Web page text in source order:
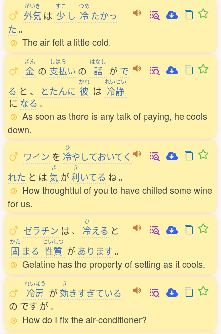
がいき
外気 は
すこ
少 し
つめ
冷たかっ
た。
The air felt a little cold.
きん
金 の
しはら
支払い の
はなし
話 がで
る と 、 とたんに
かれ
彼 は
れいせい
冷静
に なる 。
As soon as there is any talk of paying, he cools
down.
ワイン を
ひ
冷やしておいてく
れた と は
き
気が
き
利いてる ね。
How thoughtful of you to have chilled some wine
for us.
ゼラチン は 、
ひ
冷える と
かた
固 まる
せいしつ
性質 が あります。
Gelatine has the property of setting as it cools.
れいぼう
冷房 が
き
効きすぎている
の です が。
How do I fix the air-conditioner?